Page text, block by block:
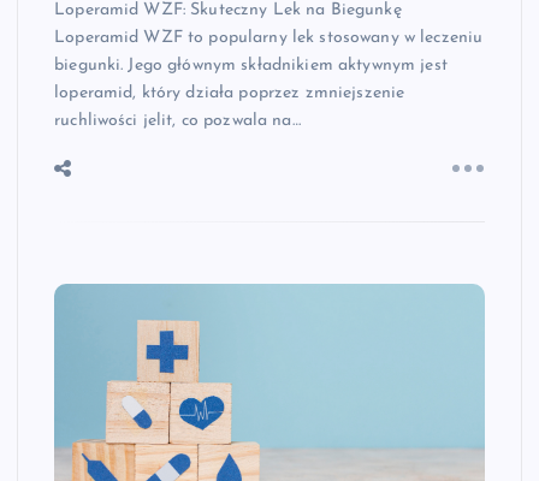
Loperamid WZF: Skuteczny Lek na Biegunkę
Loperamid WZF to popularny lek stosowany w leczeniu
biegunki. Jego głównym składnikiem aktywnym jest
loperamid, który działa poprzez zmniejszenie
ruchliwości jelit, co pozwala na…